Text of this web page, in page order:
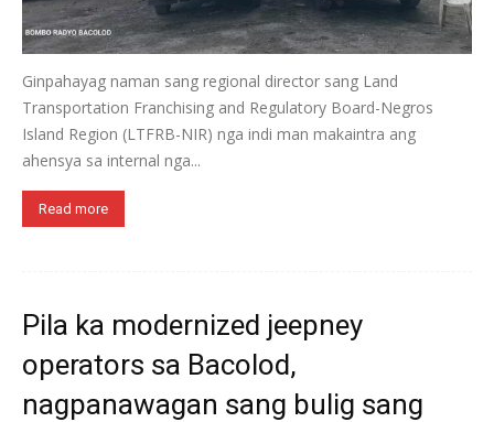
Ginpahayag naman sang regional director sang Land
Transportation Franchising and Regulatory Board-Negros
Island Region (LTFRB-NIR) nga indi man makaintra ang
ahensya sa internal nga...
Read more
Pila ka modernized jeepney
operators sa Bacolod,
nagpanawagan sang bulig sang